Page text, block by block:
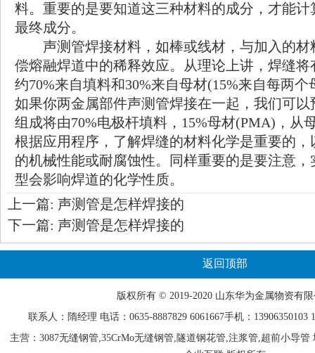
料。重要的是要知道这三种材料的成分，才能
最终成分。
声测管焊接材料，如棒或线材，与加入的材
偿熔融焊道中的稀释效应。从理论上讲，焊缝
约70%来自填料和30%来自母材(15%来自每两
如果你两金属部件声测管焊接在一起，我们可
组成将由70%电极杆填料，15%母材(PMA)，从
根据应用程序，了解焊缝的材料化学是重要的
的机械性能或耐腐蚀性。同样重要的是要注意
型会影响焊道的化学性质。
上一篇: 声测管是怎样焊接的
下一篇: 声测管是怎样焊接的
返回顶部
版权所有 © 2019-2020 山东华为金属物资有
联系人：隋经理 电话：0635-8887829 6061667手机：13906350103
主营：3087无缝钢管,35CrMo无缝钢管,隧道钢花管,注浆管,超前小导